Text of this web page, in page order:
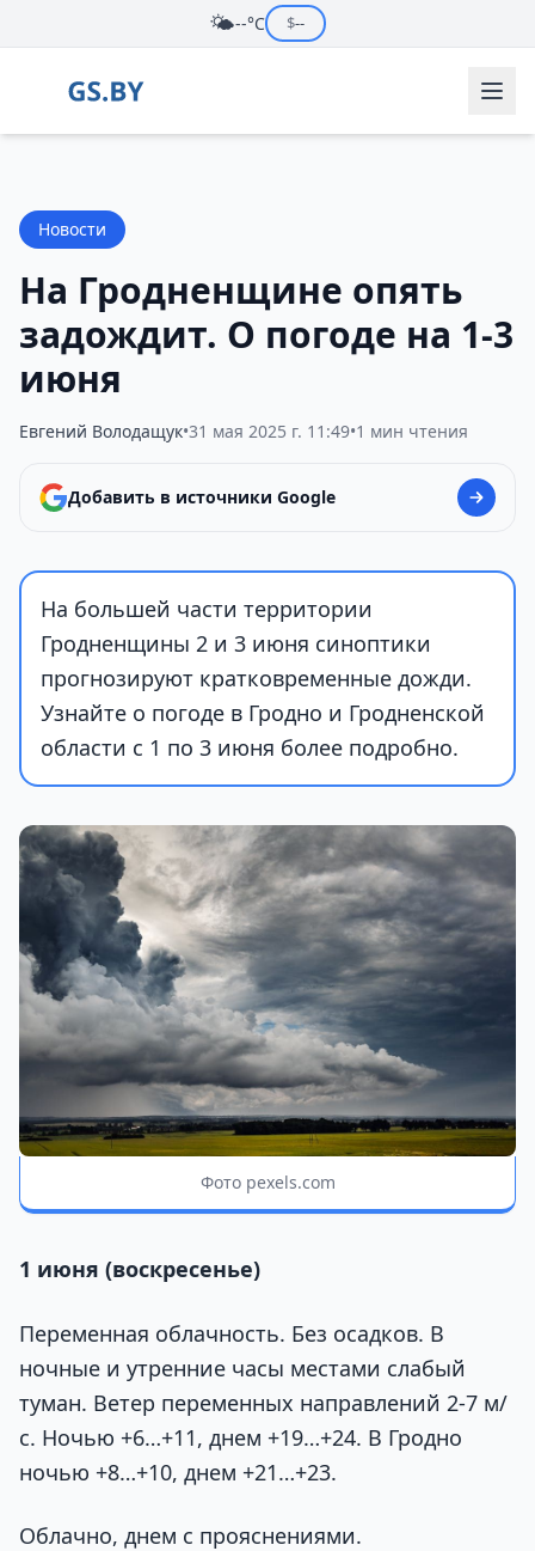
🌤️--°C $--
Новости
На Гродненщине опять
задождит. О погоде на 1-3
июня
Евгений Володащук•31 мая 2025 г. 11:49•1 мин чтения
Добавить в источники Google
На большей части территории
Гродненщины 2 и 3 июня синоптики
прогнозируют кратковременные дожди.
Узнайте о погоде в Гродно и Гродненской
области с 1 по 3 июня более подробно.
Фото pexels.com
1 июня (воскресенье)
Переменная облачность. Без осадков. В
ночные и утренние часы местами слабый
туман. Ветер переменных направлений 2-7 м/
с. Ночью +6…+11, днем +19…+24. В Гродно
ночью +8…+10, днем +21…+23.
Облачно, днем с прояснениями.